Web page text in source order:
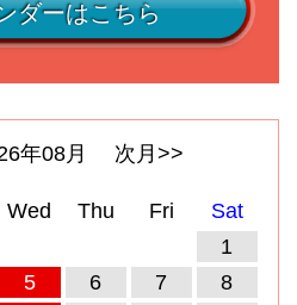
ダーはこちら
年08月 次月>>
Wed Thu Fri
Sat
1
5 6 7
8